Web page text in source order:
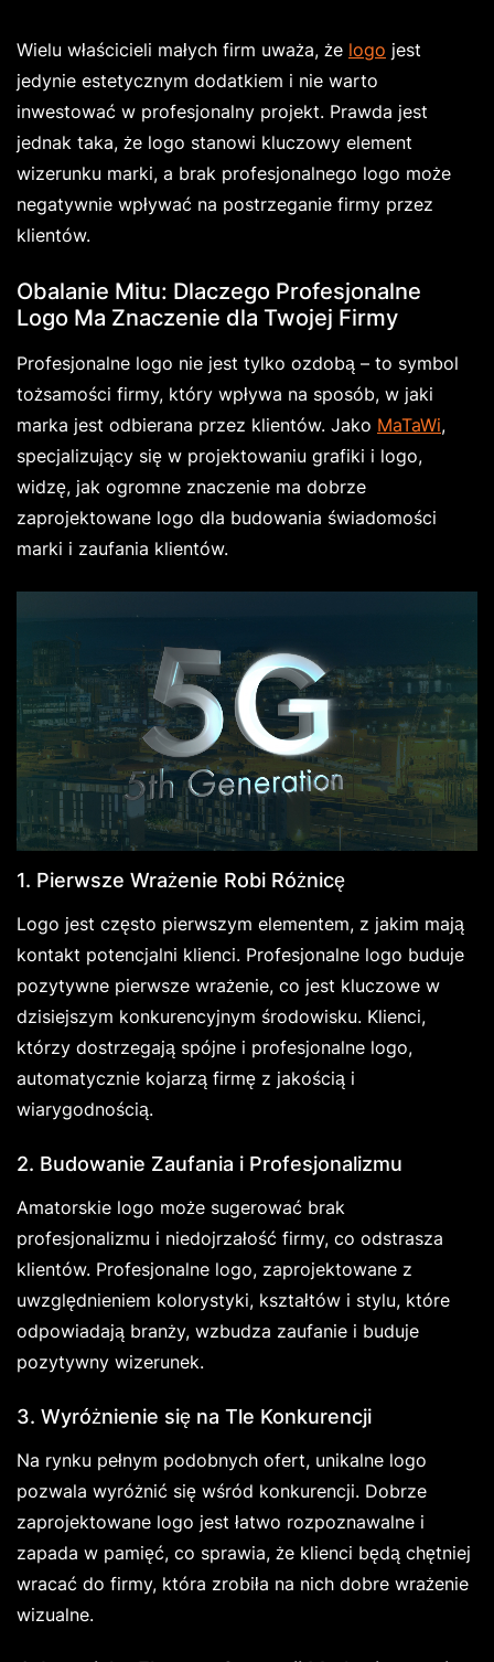
Wielu właścicieli małych firm uważa, że logo jest
jedynie estetycznym dodatkiem i nie warto
inwestować w profesjonalny projekt. Prawda jest
jednak taka, że logo stanowi kluczowy element
wizerunku marki, a brak profesjonalnego logo może
negatywnie wpływać na postrzeganie firmy przez
klientów.
Obalanie Mitu: Dlaczego Profesjonalne
Logo Ma Znaczenie dla Twojej Firmy
Profesjonalne logo nie jest tylko ozdobą – to symbol
tożsamości firmy, który wpływa na sposób, w jaki
marka jest odbierana przez klientów. Jako MaTaWi,
specjalizujący się w projektowaniu grafiki i logo,
widzę, jak ogromne znaczenie ma dobrze
zaprojektowane logo dla budowania świadomości
marki i zaufania klientów.
1. Pierwsze Wrażenie Robi Różnicę
Logo jest często pierwszym elementem, z jakim mają
kontakt potencjalni klienci. Profesjonalne logo buduje
pozytywne pierwsze wrażenie, co jest kluczowe w
dzisiejszym konkurencyjnym środowisku. Klienci,
którzy dostrzegają spójne i profesjonalne logo,
automatycznie kojarzą firmę z jakością i
wiarygodnością.
2. Budowanie Zaufania i Profesjonalizmu
Amatorskie logo może sugerować brak
profesjonalizmu i niedojrzałość firmy, co odstrasza
klientów. Profesjonalne logo, zaprojektowane z
uwzględnieniem kolorystyki, kształtów i stylu, które
odpowiadają branży, wzbudza zaufanie i buduje
pozytywny wizerunek.
3. Wyróżnienie się na Tle Konkurencji
Na rynku pełnym podobnych ofert, unikalne logo
pozwala wyróżnić się wśród konkurencji. Dobrze
zaprojektowane logo jest łatwo rozpoznawalne i
zapada w pamięć, co sprawia, że klienci będą chętniej
wracać do firmy, która zrobiła na nich dobre wrażenie
wizualne.